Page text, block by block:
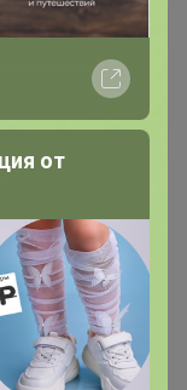
уже получил заказ!
данный
от